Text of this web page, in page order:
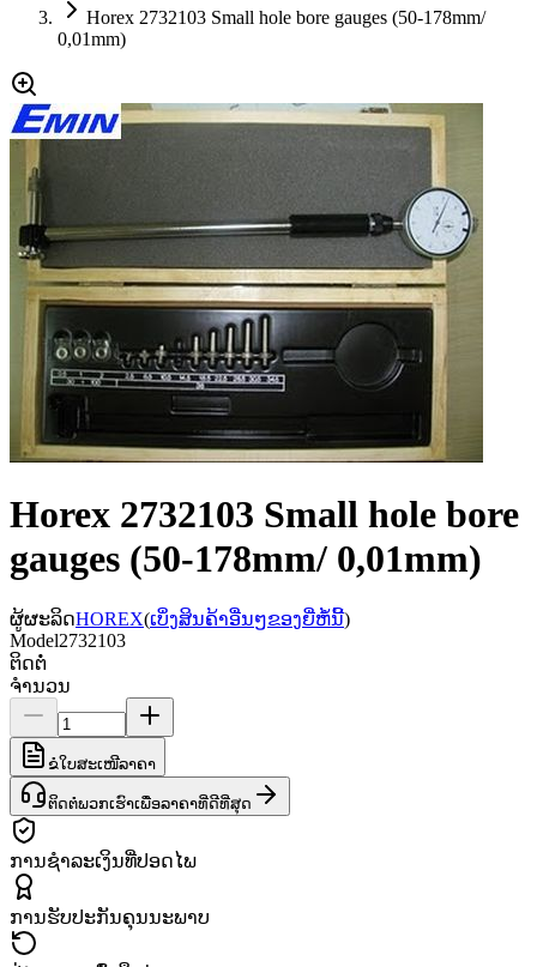
Horex 2732103 Small hole bore gauges (50-178mm/
0,01mm)
Horex 2732103 Small hole bore
gauges (50-178mm/ 0,01mm)
ຜູ້ຜະລິດHOREX(ເບິ່ງສິນຄ້າອື່ນໆຂອງຍີ່ຫໍ້ນີ້)
Model2732103
ຕິດຕໍ່
ຈຳນວນ
ຂໍໃບສະເໜີລາຄາ
ຕິດຕໍ່ພວກເຮົາເພື່ອລາຄາທີ່ດີທີ່ສຸດ
ການຊຳລະເງິນທີ່ປອດໄພ
ການຮັບປະກັນຄຸນນະພາບ